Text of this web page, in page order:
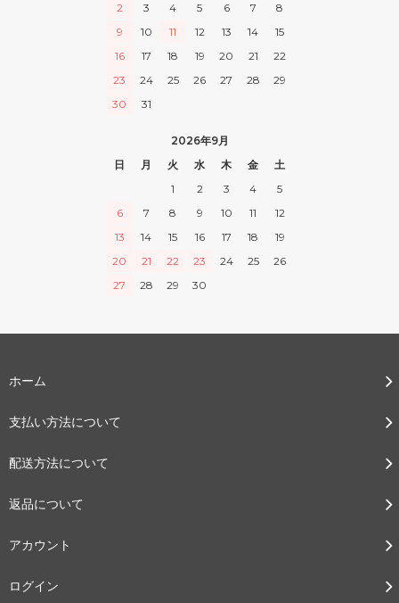
2
3 4 5 6 7
8
9
10 11 12 13 14
15
16
17 18 19 20 21
22
23
24 25 26 27 28
29
30
31
2026年9月
日
月 火 水 木 金
土
1
2 3 4
5
6
7 8 9 10 11
12
13
14 15 16 17 18
19
20
21 22 23 24 25
26
27
28 29 30
ホーム
支払い方法について
配送方法について
返品について
アカウント
ログイン